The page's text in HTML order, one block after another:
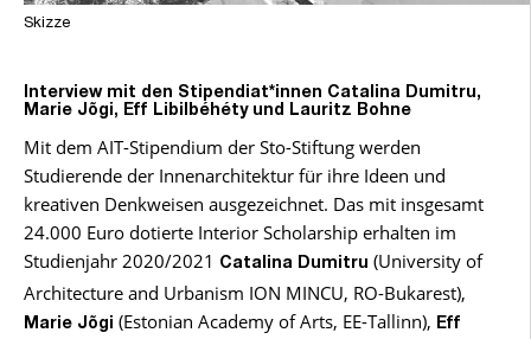
Skizze
Interview mit den Stipendiat*innen Catalina Dumitru,
Marie Jõgi, Eff Libilbéhéty und Lauritz Bohne
Mit dem AIT-Stipendium der Sto-Stiftung werden
Studierende der Innenarchitektur für ihre Ideen und
kreativen Denkweisen ausgezeichnet. Das mit insgesamt
24.000 Euro dotierte Interior Scholarship erhalten im
Studienjahr 2020/2021 Catalina Dumitru (University of
Architecture and Urbanism ION MINCU, RO-Bukarest),
Marie Jõgi (Estonian Academy of Arts, EE-Tallinn), Eff